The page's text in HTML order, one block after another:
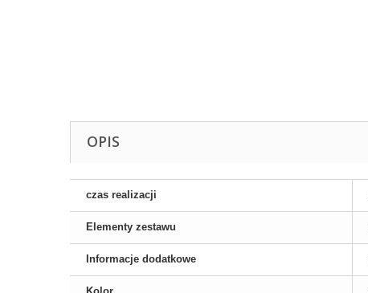
OPIS
czas realizacji
Elementy zestawu
Informacje dodatkowe